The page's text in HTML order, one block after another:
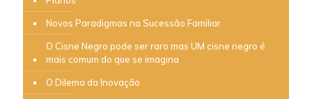
Novos Paradigmas na Sucessão Familiar
O Cisne Negro pode ser raro mas UM cisne negro é
mais comum do que se imagina
O Dilema da Inovação